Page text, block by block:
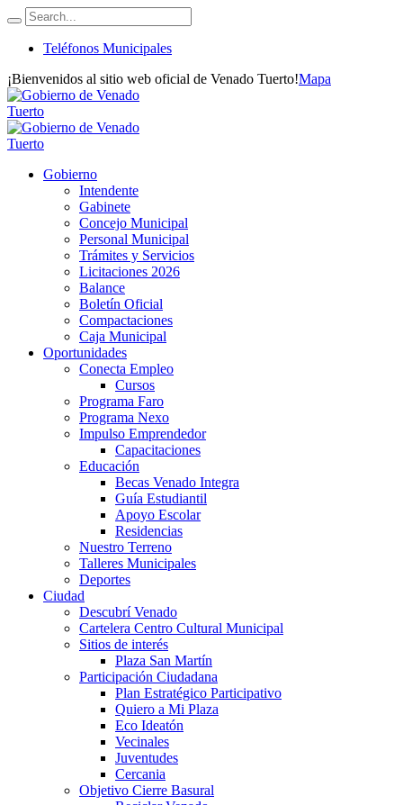
Teléfonos Municipales
¡Bienvenidos al sitio web oficial de Venado Tuerto!Mapa
Gobierno
Intendente
Gabinete
Concejo Municipal
Personal Municipal
Trámites y Servicios
Licitaciones 2026
Balance
Boletín Oficial
Compactaciones
Caja Municipal
Oportunidades
Conecta Empleo
Cursos
Programa Faro
Programa Nexo
Impulso Emprendedor
Capacitaciones
Educación
Becas Venado Integra
Guía Estudiantil
Apoyo Escolar
Residencias
Nuestro Terreno
Talleres Municipales
Deportes
Ciudad
Descubrí Venado
Cartelera Centro Cultural Municipal
Sitios de interés
Plaza San Martín
Participación Ciudadana
Plan Estratégico Participativo
Quiero a Mi Plaza
Eco Ideatón
Vecinales
Juventudes
Cercania
Objetivo Cierre Basural